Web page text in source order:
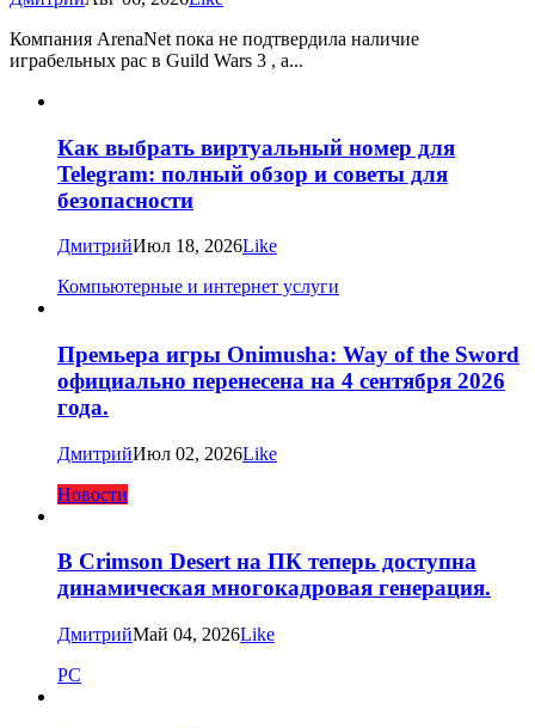
Компания ArenaNet пока не подтвердила наличие
играбельных рас в Guild Wars 3 , а...
Как выбрать виртуальный номер для
Telegram: полный обзор и советы для
безопасности
ДмитрийИюл 18, 2026Like
Компьютерные и интернет услуги
Премьера игры Onimusha: Way of the Sword
официально перенесена на 4 сентября 2026
года.
ДмитрийИюл 02, 2026Like
Новости
В Crimson Desert на ПК теперь доступна
динамическая многокадровая генерация.
ДмитрийМай 04, 2026Like
PC